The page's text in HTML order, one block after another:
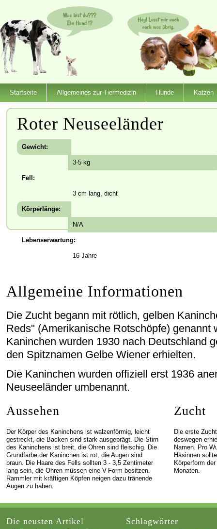
Startseite Allgemeines zur Tiermedizin Hunde Katzen
Roter Neuseeländer
Gewicht:
3-5 kg
Fell:
3 cm lang, dicht
Körperlänge:
N/A
Lebenserwartung:
16 Jahre
Allgemeine Informationen
Die Zucht begann mit rötlich, gelben
Reds" (Amerikanische Rotschöpfe) genannt
Kaninchen wurden 1930 nach Deutschland
den Spitznamen Gelbe Wiener erhielten.
Die Kaninchen wurden offiziell erst 1936
Neuseeländer umbenannt.
Aussehen
Der Körper des Kaninchens ist walzenförmig, leicht
gestreckt, die Backen sind stark ausgeprägt. Die Stirn
des Kaninchens ist breit, die Ohren sind fleischig. Die
Grundfarbe der Kaninchen ist rot, die Augen sind
braun. Die Haare des Fells sollten 3 - 3,5 Zentimeter
lang sein, die Ohren müssen eine V-Form besitzen.
Rammler mit kräftigen Köpfen neigen dazu tränende
Augen zu haben.
Zucht
Die erste
deswegen
Namen. Pro
Häsinnen
Körperform
Monaten.
Die neusten Artikel Schlagwörter